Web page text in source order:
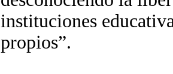
instituciones
propios”.